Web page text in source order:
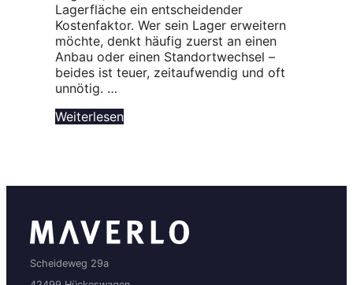
Lagerfläche ein entscheidender
Kostenfaktor. Wer sein Lager erweitern
möchte, denkt häufig zuerst an einen
Anbau oder einen Standortwechsel –
beides ist teuer, zeitaufwendig und oft
unnötig. …
Weiterlesen
Scheideweg 29a